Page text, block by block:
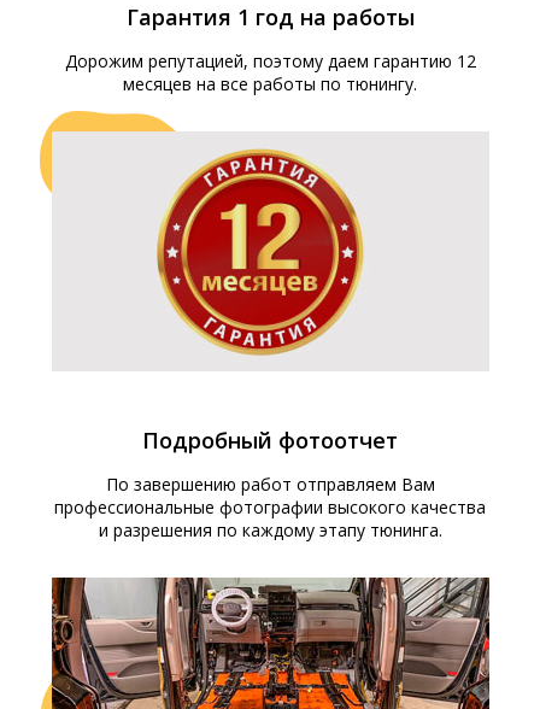
Гарантия 1 год на работы
Дорожим репутацией, поэтому даем гарантию 12
месяцев на все работы по тюнингу.
Подробный фотоотчет
По завершению работ отправляем Вам
профессиональные фотографии высокого качества
и разрешения по каждому этапу тюнинга.